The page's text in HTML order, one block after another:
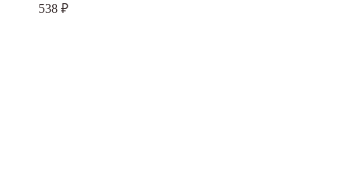
538 ₽